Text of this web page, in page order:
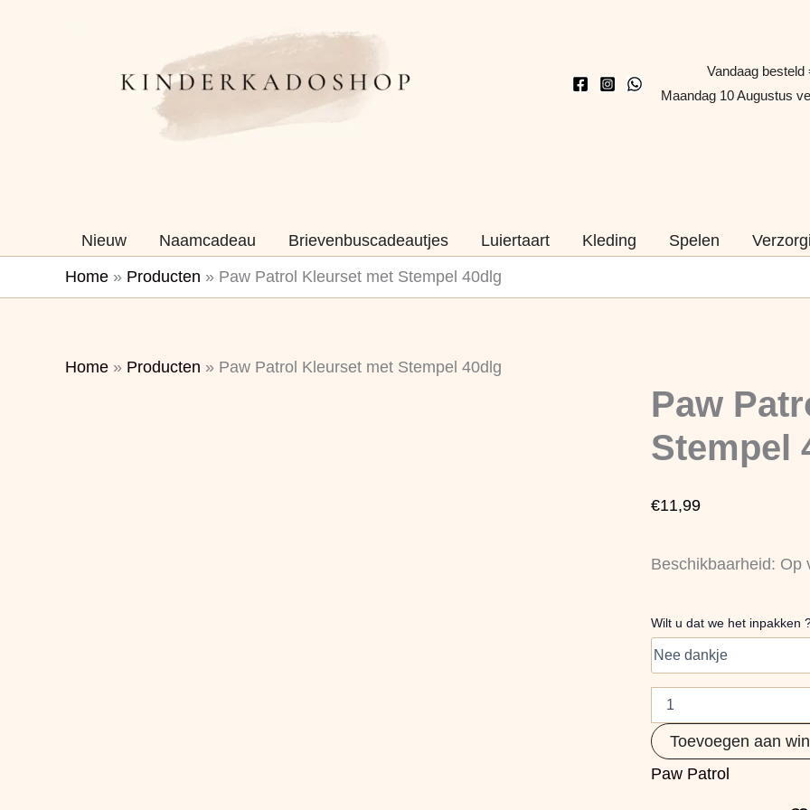
Vandaag besteld
Maandag 10 Augustus
Nieuw Naamcadeau Brievenbuscadeautjes Luiertaart Kleding Spelen
Home » Producten » Paw Patrol Kleurset met Stempel 40dlg
Home » Producten » Paw Patrol Kleurset met Stempel 40dlg
Paw
Stempel
€11,99
Beschikbaarheid: Op
Wilt u dat we het inpakken
Kleurset
met
Stempel
40dlg
Toevoegen aan
Paw Patrol